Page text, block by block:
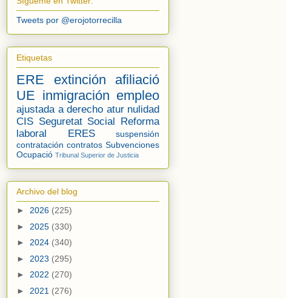
Tweets por @erojotorrecilla
Etiquetas
ERE extinción
afiliació
UE inmigración empleo
ajustada a derecho atur nulidad
CIS Seguretat Social Reforma
laboral
ERES
suspensión
contratación contratos Subvenciones
Ocupació Tribunal Superior de Justicia
Archivo del blog
► 2026 (225)
► 2025 (330)
► 2024 (340)
► 2023 (295)
► 2022 (270)
► 2021 (276)